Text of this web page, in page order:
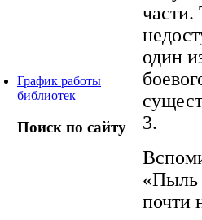
График работы
библиотек
Поиск по сайту
части.
один
3.
«Пыль
почти